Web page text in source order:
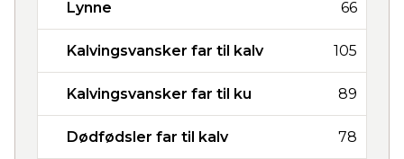
Lynne 66
Kalvingsvansker far til kalv 105
Kalvingsvansker far til ku 89
Dødfødsler far til kalv 78